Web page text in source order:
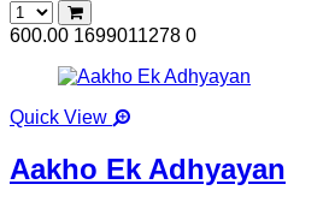
600.00 1699011278 0
Quick View
Aakho Ek Adhyayan